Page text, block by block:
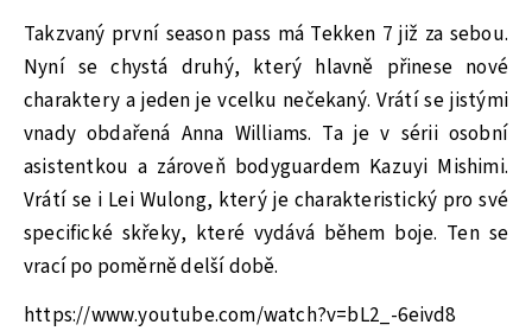
Takzvaný první season pass má Tekken 7 již za sebou.
Nyní se chystá druhý, který hlavně přinese nové
charaktery a jeden je vcelku nečekaný. Vrátí se jistými
vnady obdařená Anna Williams. Ta je v sérii osobní
asistentkou a zároveň bodyguardem Kazuyi Mishimi.
Vrátí se i Lei Wulong, který je charakteristický pro své
specifické skřeky, které vydává během boje. Ten se
vrací po poměrně delší době.
https://www.youtube.com/watch?v=bL2_-6eivd8